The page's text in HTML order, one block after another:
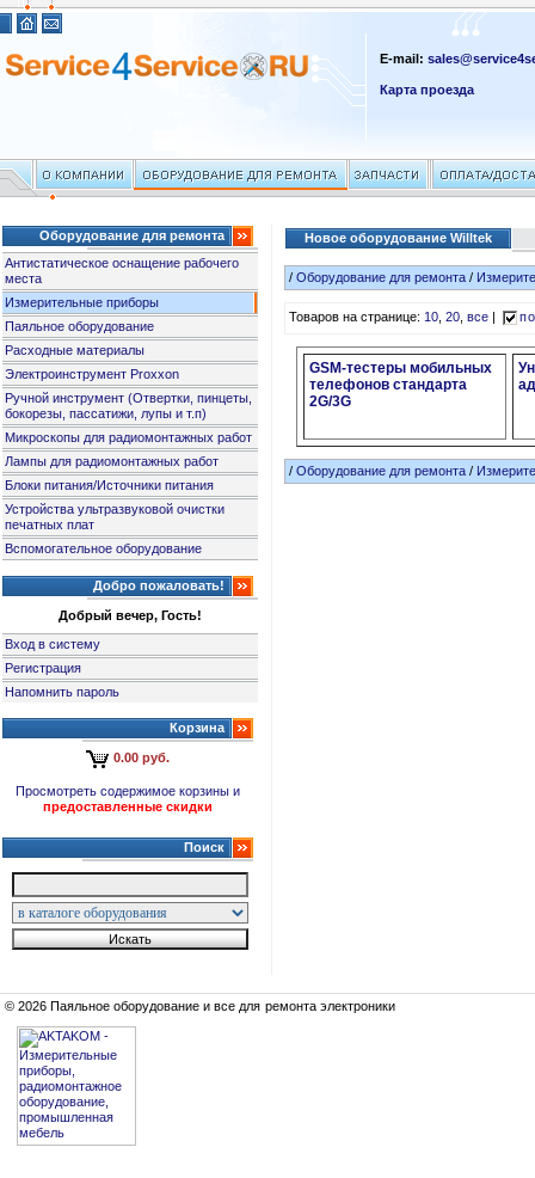
E-mail:
Карта проезда
Оборудование для ремонта
Антистатическое оснащение рабочего
места
Измерительные приборы
Паяльное оборудование
Расходные материалы
Электроинструмент Proxxon
Ручной инструмент (Отвертки, пинцеты,
бокорезы, пассатижи, лупы и т.п)
Микроскопы для радиомонтажных работ
Лампы для радиомонтажных работ
Блоки питания/Источники питания
Устройства ультразвуковой очистки
печатных плат
Вспомогательное оборудование
Добро пожаловать!
Добрый вечер, Гость!
Вход в систему
Регистрация
Напомнить пароль
Корзина
0.00 руб.
Просмотреть содержимое корзины и
предоставленные скидки
Поиск
Новое оборудование Willtek
/Оборудование для ремонта /
Товаров на странице:10,20,все
GSM-тестеры мобильных
телефонов стандарта
2G/3G
/Оборудование для ремонта /
© 2026 Паяльное оборудование и все для ремонта электроники